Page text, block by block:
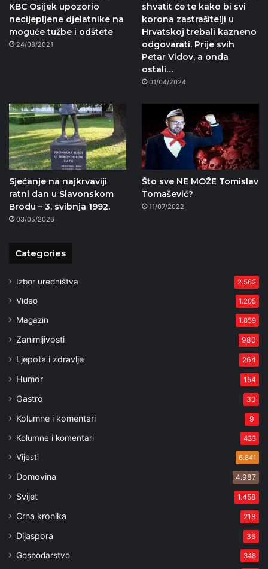
KBC Osijek upozorio
necijepljene djelatnike na
moguće tužbe i odštete
24/08/2021
shvatit će te kako bi svi
korona zastrašitelji u
Hrvatskoj trebali kazneno
odgovarati. Prije svih
Petar Vidov, a onda
ostali…
01/04/2024
Sjećanje na najkrvaviji
ratni dan u Slavonskom
Brodu – 3. svibnja 1992.
03/05/2026
Što sve NE MOŽE Tomislav
Tomašević?
11/07/2022
Categories
Izbor uredništva 2.562
Video 1.205
Magazin 1.859
Zanimljivosti 980
Ljepota i zdravlje 264
Humor 154
Gastro 33
Kolumne i komentari 9
Kolumne i komentari 433
Vijesti 6.841
Domovina 4.987
Svijet 1.458
Crna kronika 218
Dijaspora 36
Gospodarstvo 348